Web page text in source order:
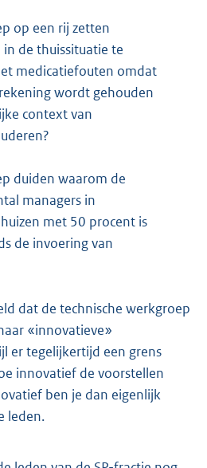
op een rij zetten
de thuissituatie te
medicatiefouten omdat
wordt gehouden
context van
duiden waarom de
managers in
met 50 procent is
de invoering van
dat de technische werkgroep
«innovatieve»
er tegelijkertijd een grens
innovatief de voorstellen
ben je dan eigenlijk
leden.